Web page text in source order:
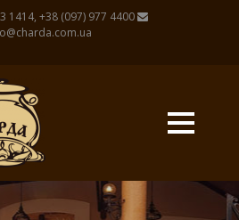
1414, +38 (097) 977 4400